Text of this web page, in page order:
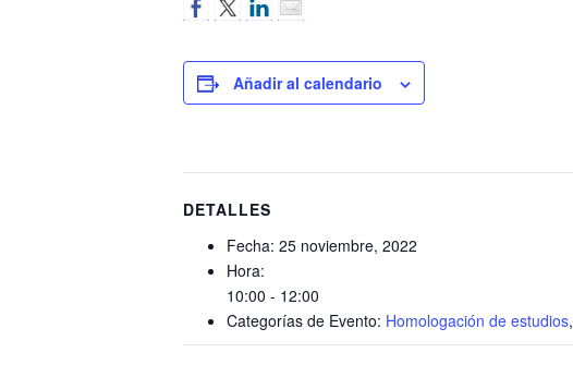
Añadir al calendario
DETALLES
Fecha: 25 noviembre, 2022
Hora:
10:00 - 12:00
Categorías de Evento: Homologación de estudios,